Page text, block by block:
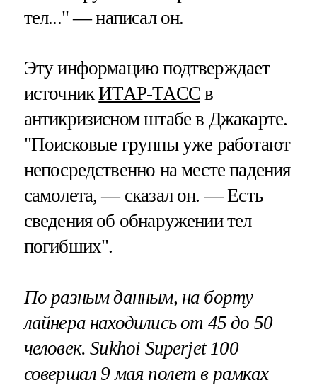
тел..." — написал он.
Эту информацию подтверждает
источникИТАР-ТАССв
антикризисном штабе в Джакарте.
"Поисковые группы уже работают
непосредственно на месте падения
самолета, — сказал он. — Есть
сведения об обнаружении тел
погибших".
По разным данным, на борту
лайнера находились от 45 до 50
человек. Sukhoi Superjet 100
совершал 9 мая полет в рамках